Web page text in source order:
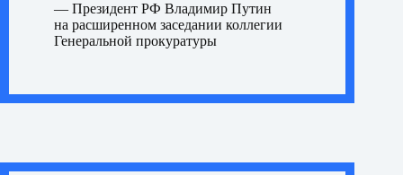
— Президент РФ Владимир Путин
на расширенном заседании коллегии
Генеральной прокуратуры